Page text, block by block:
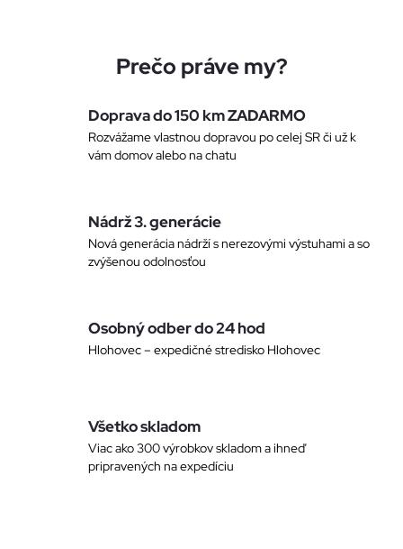
Prečo práve my?
Doprava do 150 km ZADARMO
Rozvážame vlastnou dopravou po celej SR či už k
vám domov alebo na chatu
Nádrž 3. generácie
Nová generácia nádrží s nerezovými výstuhami a so
zvýšenou odolnosťou
Osobný odber do 24 hod
Hlohovec – expedičné stredisko Hlohovec
Všetko skladom
Viac ako 300 výrobkov skladom a ihneď
pripravených na expedíciu